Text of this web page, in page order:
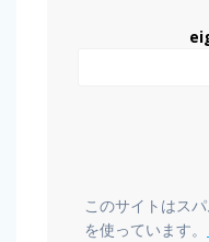
このサイトはス
を使っています。